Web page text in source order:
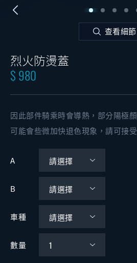
查看細節
烈火防燙蓋
$ 980
因此部件騎乘時會導熱，部分陽極
可能會些微加快退色現象，請可接
A
B
車種
數量